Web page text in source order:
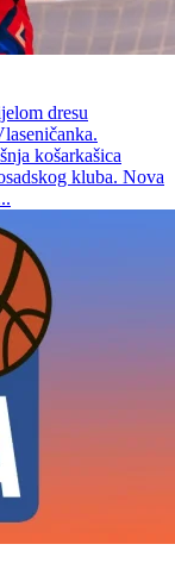
dresu
košarkašica
kluba. Nova